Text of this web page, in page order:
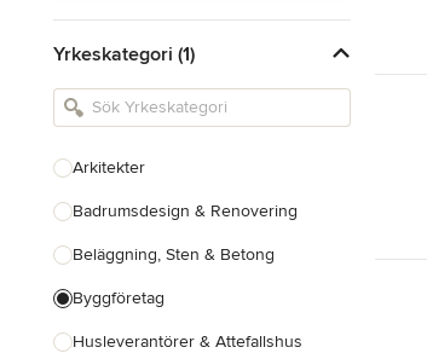
Yrkeskategori (1)
Arkitekter
Badrumsdesign & Renovering
Beläggning, Sten & Betong
Byggföretag
Husleverantörer & Attefallshus